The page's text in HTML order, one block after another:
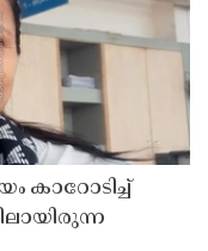
കാറോടിച്ച്